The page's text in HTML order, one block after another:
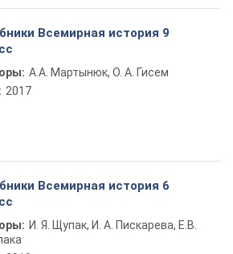
Всемирная история 9
А.А. Мартынюк, О. А. Гисем
2017
Всемирная история 6
И. Я. Щупак, И. А. Пискарева, Е.В.